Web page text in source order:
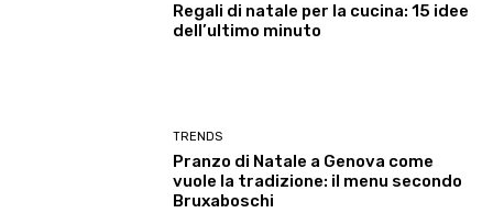
Regali di natale per la cucina: 15 idee
dell’ultimo minuto
TRENDS
Pranzo di Natale a Genova come
vuole la tradizione: il menu secondo
Bruxaboschi